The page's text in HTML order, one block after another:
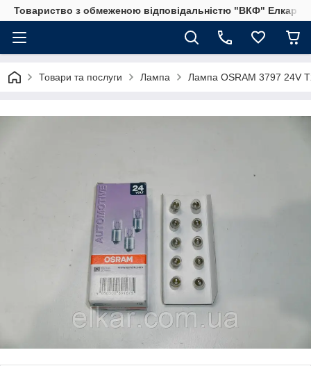
Товариство з обмеженою відповідальністю "ВКФ" Елкар"
Товари та послуги Лампа Лампа OSRAM 3797 24V